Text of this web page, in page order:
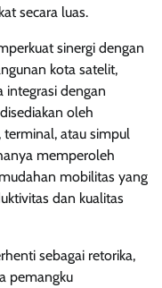
secara luas.
sinergi dengan
kota satelit,
integrasi dengan
oleh
atau simpul
memperoleh
mobilitas yang
dan kualitas
sebagai retorika,
pemangku